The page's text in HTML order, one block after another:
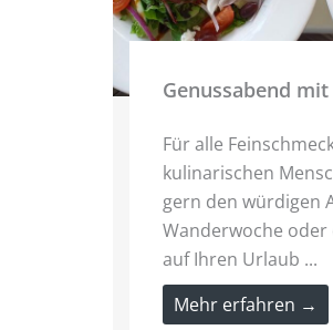
Genussabend
Für alle
kulinarischen
gern den würdigen
Wanderwoche
auf Ihren Urlaub ...
Mehr erfahren →